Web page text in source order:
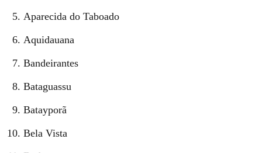
Aparecida do Taboado
Aquidauana
Bandeirantes
Bataguassu
Batayporã
Bela Vista